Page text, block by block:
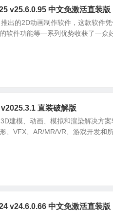
v25.6.0.95 中文免激活直装版
出的2D动画制作软件，这款软件
件功能等一系列优势收获了一众
直装破解版
建模、动画、模拟和渲染解决方
、VFX、AR/MR/VR、游戏开发和
v24.6.0.66 中文免激活直装版